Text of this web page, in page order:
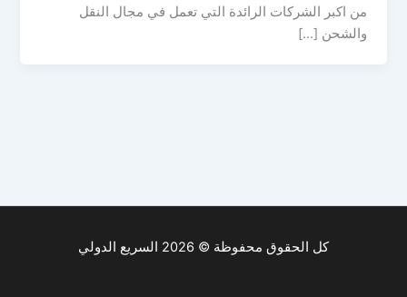
من اكبر الشركات الرائدة التي تعمل في مجال النقل
والشحن […]
كل الحقوق محفوظة © 2026 السريع الدولي